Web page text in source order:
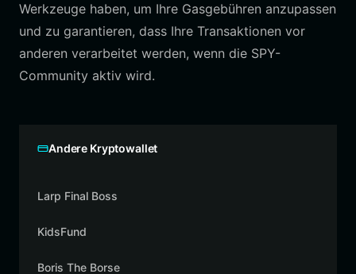
Werkzeuge haben, um Ihre Gasgebühren anzupassen
und zu garantieren, dass Ihre Transaktionen vor
anderen verarbeitet werden, wenn die SPY-
Community aktiv wird.
Andere Kryptowallet
Larp Final Boss
KidsFund
Boris The Borse